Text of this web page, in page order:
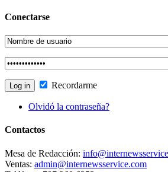
Conectarse
Recordarme
Olvidó la contraseña?
Contactos
Mesa de Redacción:
Ventas: admin@internewsservice.com